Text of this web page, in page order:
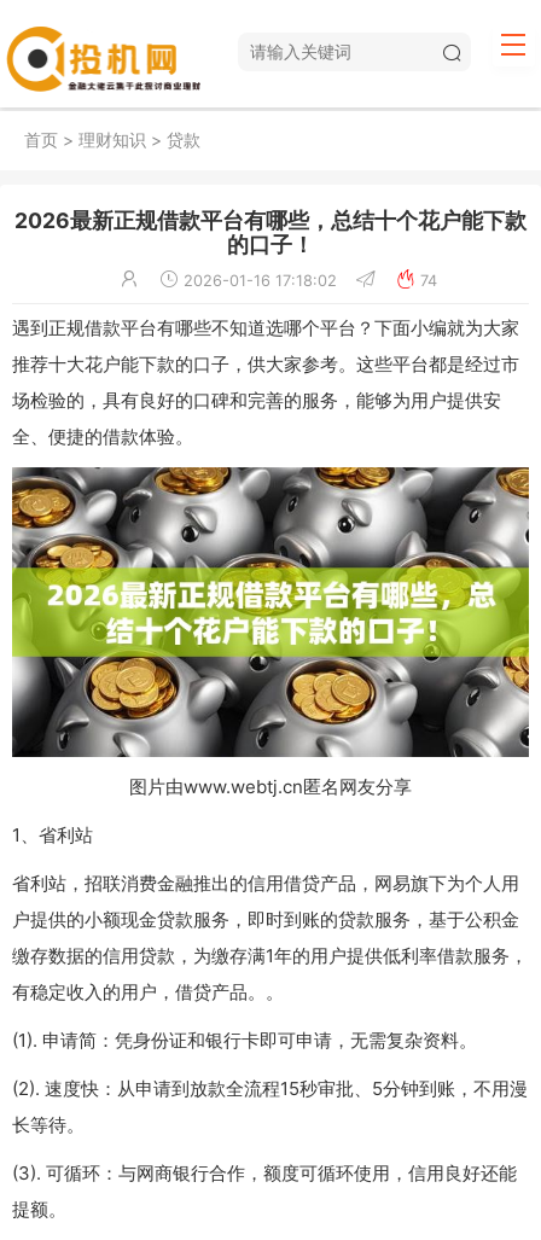
首页 > 理财知识 > 贷款
2026最新正规借款平台有哪些，总结十个花户能下款
的口子！
2026-01-16 17:18:02 74
遇到正规借款平台有哪些不知道选哪个平台？下面小编就为大家
推荐十大花户能下款的口子，供大家参考。这些平台都是经过市
场检验的，具有良好的口碑和完善的服务，能够为用户提供安
全、便捷的借款体验。
图片由www.webtj.cn匿名网友分享
1、省利站
省利站，招联消费金融推出的信用借贷产品，网易旗下为个人用
户提供的小额现金贷款服务，即时到账的贷款服务，基于公积金
缴存数据的信用贷款，为缴存满1年的用户提供低利率借款服务，
有稳定收入的用户，借贷产品。。
(1). 申请简：凭身份证和银行卡即可申请，无需复杂资料。
(2). 速度快：从申请到放款全流程15秒审批、5分钟到账，不用漫
长等待。
(3). 可循环：与网商银行合作，额度可循环使用，信用良好还能
提额。